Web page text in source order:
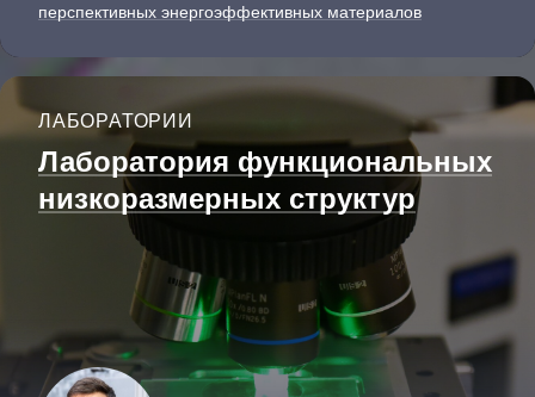
перспективных энергоэффективных материалов
ЛАБОРАТОРИИ
Лаборатория функциональ­ных
низкоразмерных структур